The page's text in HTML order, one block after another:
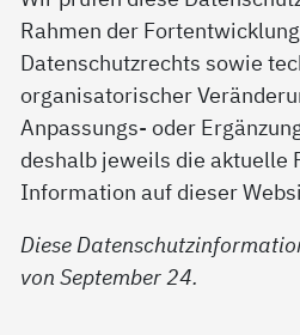
Rahmen der
Datenschutzrechts sowie
organisatorischer
Anpassungs- oder
deshalb jeweils die aktuelle
Information auf dieser
Diese
von September 24.